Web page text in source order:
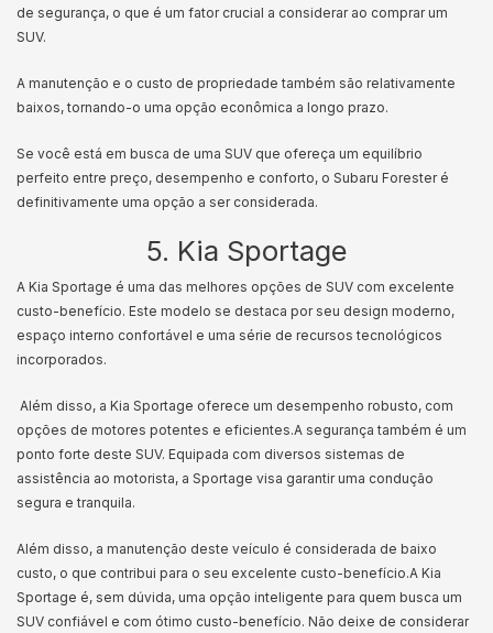
de segurança, o que é um fator crucial a considerar ao comprar um
SUV.
A manutenção e o custo de propriedade também são relativamente
baixos, tornando-o uma opção econômica a longo prazo.
Se você está em busca de uma SUV que ofereça um equilíbrio
perfeito entre preço, desempenho e conforto, o Subaru Forester é
definitivamente uma opção a ser considerada.
5. Kia Sportage
A Kia Sportage é uma das melhores opções de SUV com excelente
custo-benefício. Este modelo se destaca por seu design moderno,
espaço interno confortável e uma série de recursos tecnológicos
incorporados.
Além disso, a Kia Sportage oferece um desempenho robusto, com
opções de motores potentes e eficientes.A segurança também é um
ponto forte deste SUV. Equipada com diversos sistemas de
assistência ao motorista, a Sportage visa garantir uma condução
segura e tranquila.
Além disso, a manutenção deste veículo é considerada de baixo
custo, o que contribui para o seu excelente custo-benefício.A Kia
Sportage é, sem dúvida, uma opção inteligente para quem busca um
SUV confiável e com ótimo custo-benefício. Não deixe de considerar